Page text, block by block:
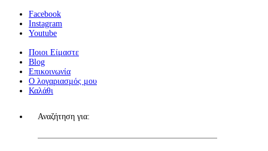
Facebook
Instagram
Youtube
Ποιοι Είμαστε
Blog
Επικοινωνία
Ο λογαριασμός μου
Καλάθι
Αναζήτηση για: